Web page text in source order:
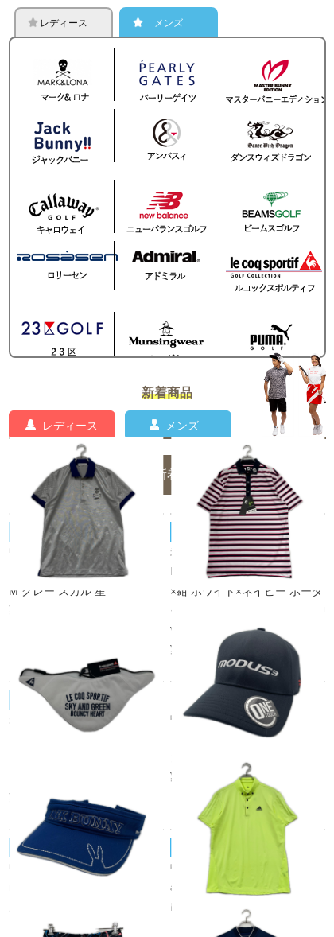
レディース メンズ
新着商品
レディース メンズ
メンズの新着商品一覧
MARK&LONA/マーク＆ロナ
中古 メンズ マークアンドロナ
MARK&LONA 半袖ポロシャツ
M グレー スカル 星
¥3,850
FOOT JOY/フットジョイ
未使用品 メンズ フットジョイ
FootJoy 半袖ポロシャツ XL 白
×紺 ホワイト×ネイビー ボーダ
ー 4wayストレッチ 吸汗速乾 U
V
¥2,750
le coq sportif/ルコックスポルティフ
未使用品 ルコックスポルティ
¥1,980 税込
中古 キャップ フリー 黒 ブラ
ック N.S.PRO MODUS3 ブラ
¥2,750 税込
JACK BUNNY!!/ジャックバニー
中古 ジャックバニー Jack Bun
adidas GOLF/アディダス
中古 メンズ アディダスゴルフ
adidas GOLF 半袖ポロシャツ
M イエロー ブランドロゴ 背面